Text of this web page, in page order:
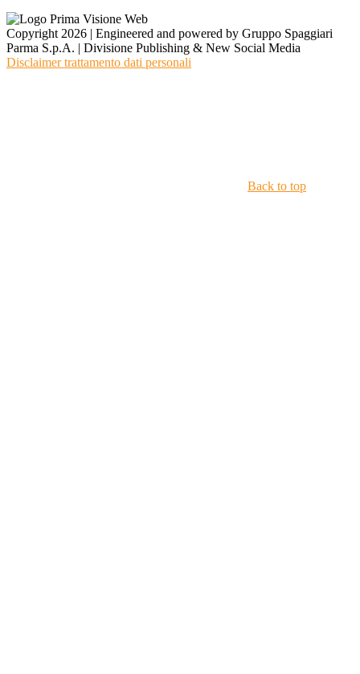
Copyright 2026 | Engineered and powered by Gruppo Spaggiari
Parma S.p.A. | Divisione Publishing & New Social Media
Disclaimer trattamento dati personali
Back to top